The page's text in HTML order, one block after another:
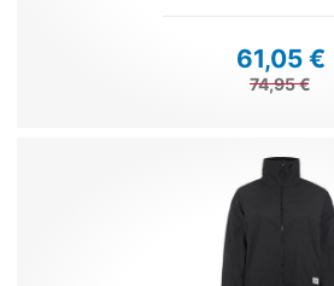
61,05 €
74,95 €